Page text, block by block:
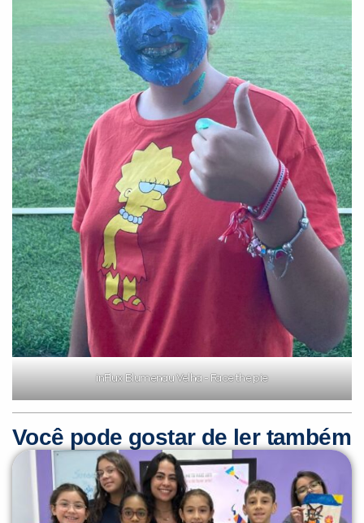
inFlux Blumenau Velha - Face the pie
Você pode gostar de ler também